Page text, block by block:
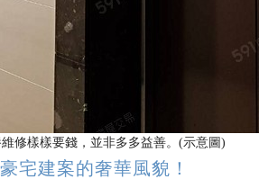
修樣樣要錢，並非多多益善。(示意圖)
宅建案的奢華風貌！